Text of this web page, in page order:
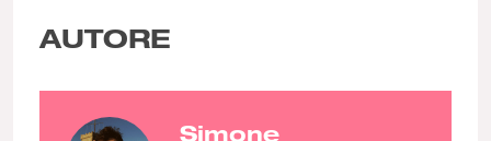
AUTORE
Simone